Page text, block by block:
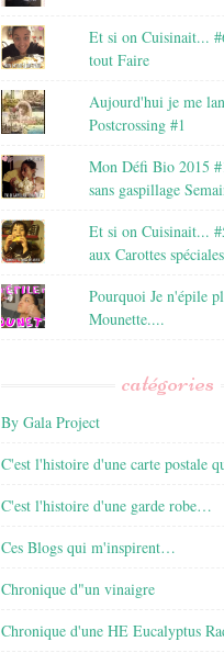
Et si on Cuisinait...
tout Faire
Aujourd'hui je me
Postcrossing #1
Mon Défi Bio 2015
sans gaspillage
Et si on Cuisinait...
aux Carottes
Pourquoi Je n'épile
Mounette....
catégories
By Gala Project
C'est l'histoire d'une carte postale
C'est l'histoire d'une garde robe…
Ces Blogs qui m'inspirent…
Chronique d"un vinaigre
Chronique d'une HE Eucalyptus